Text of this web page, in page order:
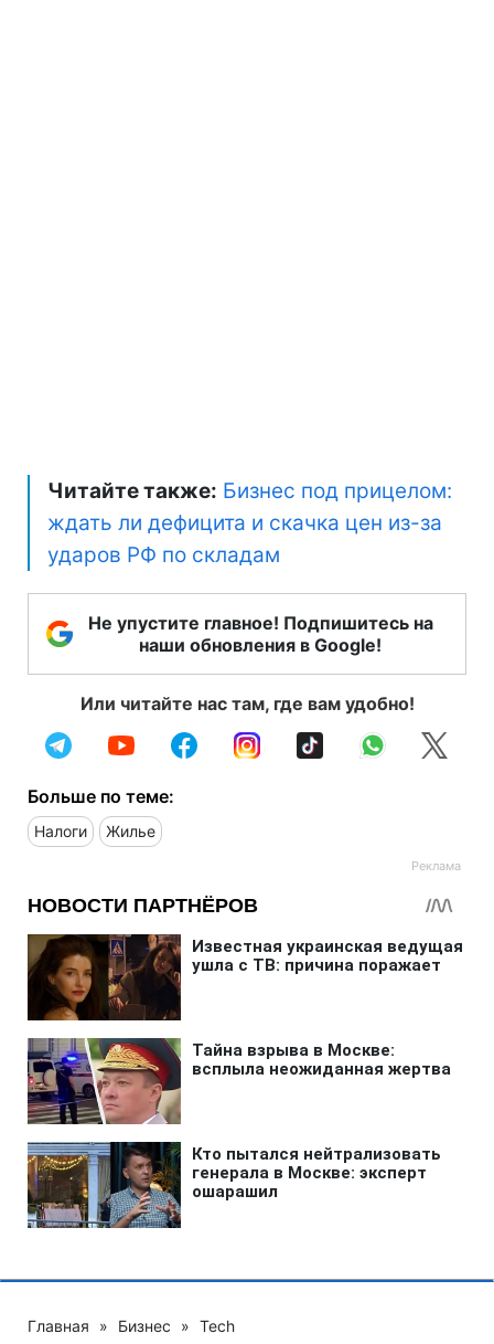
Читайте также: Бизнес под прицелом:
ждать ли дефицита и скачка цен из-за
ударов РФ по складам
Не упустите главное! Подпишитесь на
наши обновления в Google!
Или читайте нас там, где вам удобно!
Больше по теме:
Налоги Жилье
Главная » Бизнес » Tech